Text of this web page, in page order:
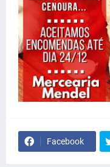
Facebook